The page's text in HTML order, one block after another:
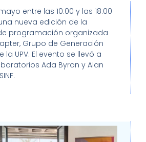
entre las 10:00 y las 18:00
nueva edición de la
programación organizada
Grupo de Generación
la UPV. El evento se llevó a
Ada Byron y Alan